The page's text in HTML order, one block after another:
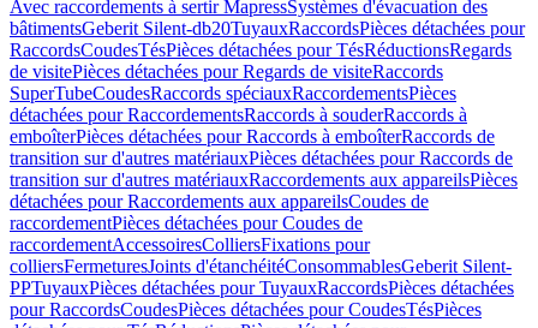
Avec raccordements à sertir MapressSystèmes d'évacuation des
bâtimentsGeberit Silent-db20TuyauxRaccordsPièces détachées pour
RaccordsCoudesTésPièces détachées pour TésRéductionsRegards
de visitePièces détachées pour Regards de visiteRaccords
SuperTubeCoudesRaccords spéciauxRaccordementsPièces
détachées pour RaccordementsRaccords à souderRaccords à
emboîterPièces détachées pour Raccords à emboîterRaccords de
transition sur d'autres matériauxPièces détachées pour Raccords de
transition sur d'autres matériauxRaccordements aux appareilsPièces
détachées pour Raccordements aux appareilsCoudes de
raccordementPièces détachées pour Coudes de
raccordementAccessoiresColliersFixations pour
colliersFermeturesJoints d'étanchéitéConsommablesGeberit Silent-
PPTuyauxPièces détachées pour TuyauxRaccordsPièces détachées
pour RaccordsCoudesPièces détachées pour CoudesTésPièces